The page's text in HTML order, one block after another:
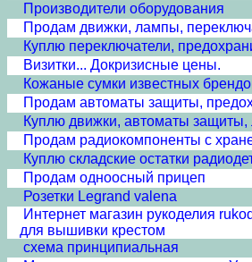
Производители оборудования
Продам движки, лампы,
Куплю переключатели,
Визитки... Докризисные цены.
Кожаные сумки известных
Продам автоматы защиты,
Куплю движки, автоматы
Продам радиокомпоненты с
Куплю складские остатки
Продам одноосный прицеп
Розетки Legrand valena
Интернет магазин рукоделия
для вышивки крестом
схема принципиальная